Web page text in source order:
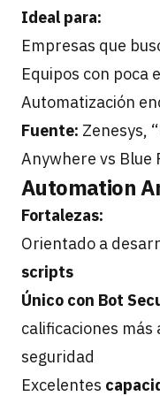
Ideal para:
Empresas que
Equipos con poca
Automatización
Fuente: Zenesys,
Anywhere vs Blue
Automation
Fortalezas:
Orientado a
scripts
Único con Bot
calificaciones
seguridad
Excelentes